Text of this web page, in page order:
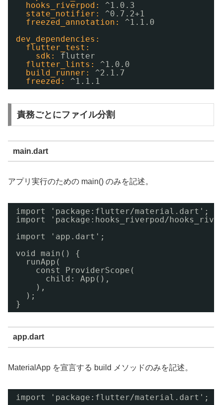
hooks_riverpod:
^1.0.3
state_notifier:
^0.7.2+1
freezed_annotation:
^1.1.0
dev_dependencies:
flutter_test:
sdk:
flutter
flutter_lints:
^1.0.0
build_runner:
^2.1.7
freezed:
^1.1.1
責務ごとにファイル分割
main.dart
アプリ実行のための main() のみを記述。
import 'package:flutter/material.dart';
import 'package:hooks_riverpod/
import 'app.dart';
void main() {
runApp(
const ProviderScope(
child: App(),
),
);
}
app.dart
MaterialApp を宣言する build メソッドのみを記述。
import 'package:flutter/material.dart';